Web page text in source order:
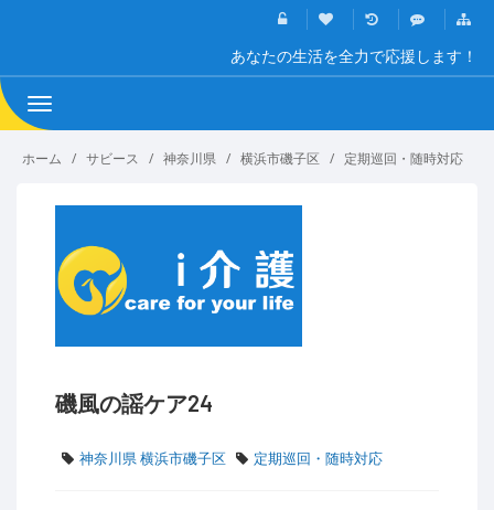
あなたの生活を全力で応援します！
Toggle
navigation
ホーム サビース 神奈川県 横浜市磯子区 定期巡回・随時対応
磯風の謡ケア24
神奈川県 横浜市磯子区 定期巡回・随時対応